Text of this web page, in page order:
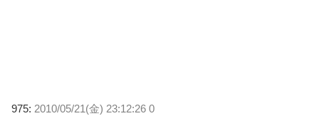
975: 2010/05/21(金) 23:12:26 0